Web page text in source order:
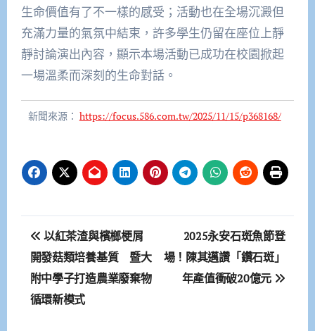
生命價值有了不一樣的感受；活動也在全場沉澱但
充滿力量的氣氛中結束，許多學生仍留在座位上靜
靜討論演出內容，顯示本場活動已成功在校園掀起
一場溫柔而深刻的生命對話。
新聞來源： https://focus.586.com.tw/2025/11/15/p368168/
文
章
導
覽
以紅茶渣與檳榔梗屑
開發菇類培養基質 暨大
附中學子打造農業廢棄物
循環新模式
2025永安石斑魚節登
場！陳其邁讚「鑽石斑」
年產值衝破20億元